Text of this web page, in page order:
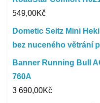
549,00Kč
Dometic Seitz Mini
bez nuceného větrání
Banner Running Bull
760A
3 690,00Kč